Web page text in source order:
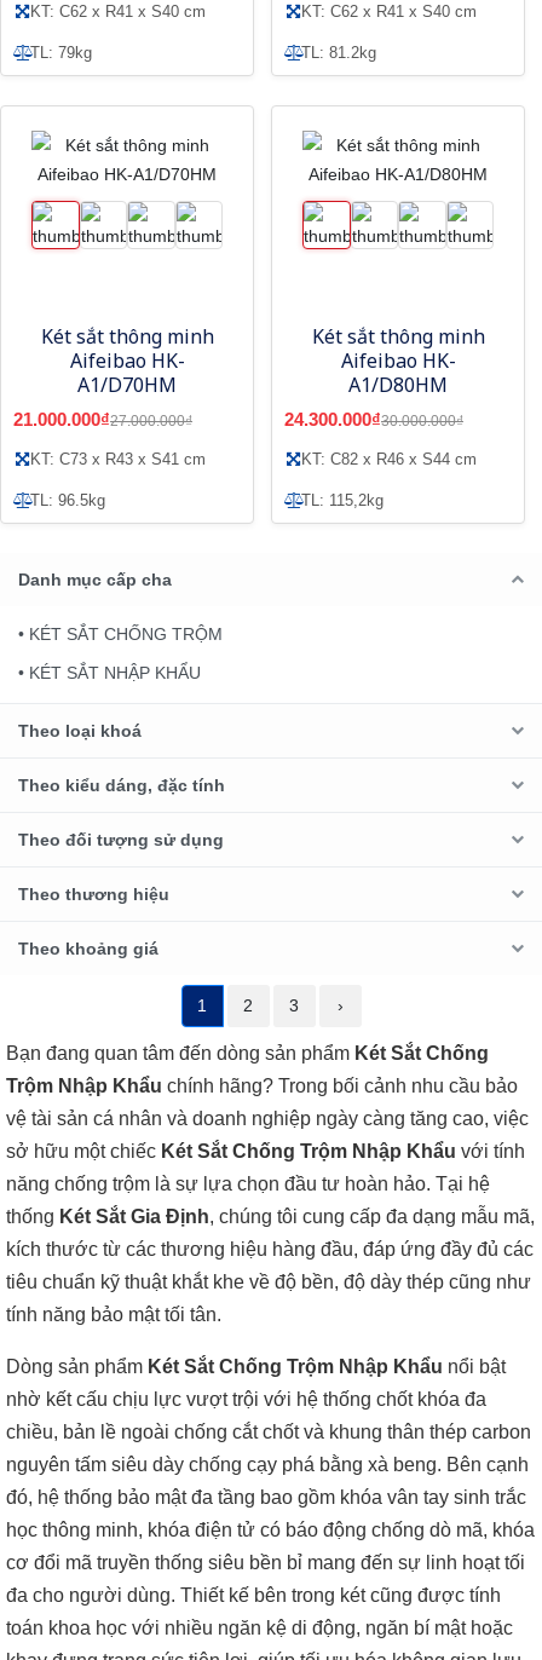
KT: C62 x R41 x S40 cm
TL: 79kg
KT: C62 x R41 x S40 cm
TL: 81.2kg
Két sắt thông minh
Aifeibao HK-
A1/D70HM
21.000.000₫27.000.000₫
KT: C73 x R43 x S41 cm
TL: 96.5kg
Két sắt thông minh
Aifeibao HK-
A1/D80HM
24.300.000₫30.000.000₫
KT: C82 x R46 x S44 cm
TL: 115,2kg
Danh mục cấp cha
• KÉT SẮT CHỐNG TRỘM
• KÉT SẮT NHẬP KHẨU
Theo loại khoá
Theo kiểu dáng, đặc tính
Theo đối tượng sử dụng
Theo thương hiệu
Theo khoảng giá
1 2 3 ›
Bạn đang quan tâm đến dòng sản phẩm Két Sắt Chống
Trộm Nhập Khẩu chính hãng? Trong bối cảnh nhu cầu bảo
vệ tài sản cá nhân và doanh nghiệp ngày càng tăng cao, việc
sở hữu một chiếc Két Sắt Chống Trộm Nhập Khẩu với tính
năng chống trộm là sự lựa chọn đầu tư hoàn hảo. Tại hệ
thống Két Sắt Gia Định, chúng tôi cung cấp đa dạng mẫu mã,
kích thước từ các thương hiệu hàng đầu, đáp ứng đầy đủ các
tiêu chuẩn kỹ thuật khắt khe về độ bền, độ dày thép cũng như
tính năng bảo mật tối tân.
Dòng sản phẩm Két Sắt Chống Trộm Nhập Khẩu nổi bật
nhờ kết cấu chịu lực vượt trội với hệ thống chốt khóa đa
chiều, bản lề ngoài chống cắt chốt và khung thân thép carbon
nguyên tấm siêu dày chống cạy phá bằng xà beng. Bên cạnh
đó, hệ thống bảo mật đa tầng bao gồm khóa vân tay sinh trắc
học thông minh, khóa điện tử có báo động chống dò mã, khóa
cơ đổi mã truyền thống siêu bền bỉ mang đến sự linh hoạt tối
đa cho người dùng. Thiết kế bên trong két cũng được tính
toán khoa học với nhiều ngăn kệ di động, ngăn bí mật hoặc